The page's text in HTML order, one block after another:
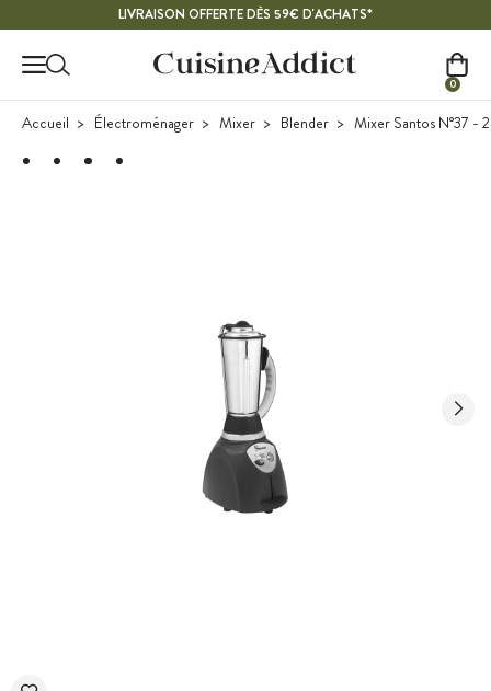
LIVRAISON OFFERTE DÈS 59€ D'ACHATS*
0
Accueil Électroménager Mixer Blender Mixer Santos N°37 -